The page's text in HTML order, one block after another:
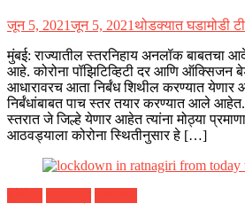
जून 5, 2021जून 5, 2021थोडक्यात घडामोडी
मुंबई: राज्यातील स्तरनिहाय अनलॉक बाबतचा
आहे. कोरोना पॉझिटिव्हिटी दर आणि ऑक्सिजन
आधारावरच आता निर्बंध शिथील करण्यात
निर्बंधांबाबत पाच स्तर तयार करण्यात आले
स्तरात जे जिल्हे येणार आहेत त्यांना मोठ्या
आठवड्याला कोरोना स्थितीनुसार हे […]